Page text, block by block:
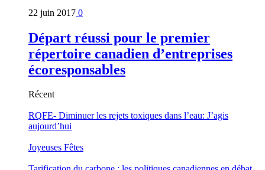
22 juin 2017 0
Départ réussi pour le premier
répertoire canadien d’entreprises
écoresponsables
Récent
RQFE- Diminuer les rejets toxiques dans l’eau: J’agis
aujourd’hui
Joyeuses Fêtes